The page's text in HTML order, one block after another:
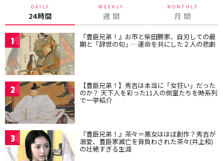
DAILY
24時間
WEEKLY
週 間
MONTHLY
月 間
1 『豊臣兄弟！』お市と柴田勝家、自刃しての最
期と「辞世の句」…運命を共にした２人の悲劇
2 【豊臣兄弟！】秀吉は本当に「女狂い」だった
のか？ 天下人を彩った11人の側室たちを時系列
で一挙紹介
3 『豊臣兄弟！』茶々＝悪女はほぼ創作？秀吉が
溺愛、豊臣家滅亡を背負わされた茶々(井上和)
の壮絶すぎる生涯